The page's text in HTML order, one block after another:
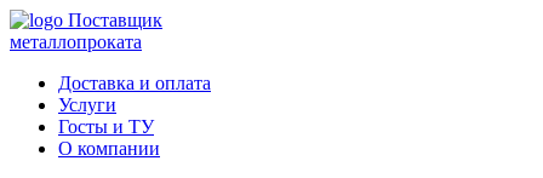
Поставщик
металлопроката
Доставка и оплата
Услуги
Госты и ТУ
О компании